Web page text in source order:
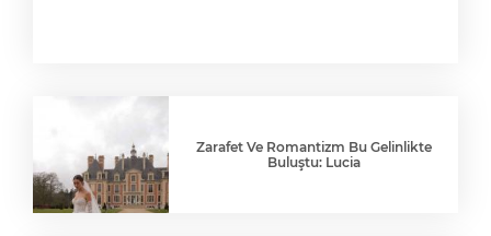
Zarafet Ve Romantizm Bu Gelinlikte
Buluştu: Lucia